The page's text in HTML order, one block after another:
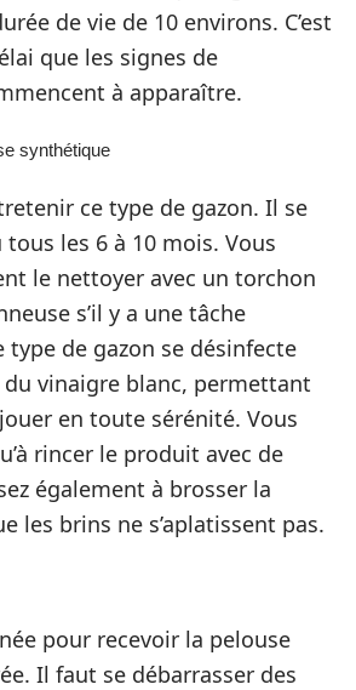
de vie de 10 environs. C’est
que les signes de
à apparaître.
synthétique
ce type de gazon. Il se
tous les 6 à 10 mois. Vous
le nettoyer avec un torchon
s’il y a une tâche
type de gazon se désinfecte
vinaigre blanc, permettant
en toute sérénité. Vous
rincer le produit avec de
également à brosser la
les brins ne s’aplatissent pas.
pour recevoir la pelouse
Il faut se débarrasser des